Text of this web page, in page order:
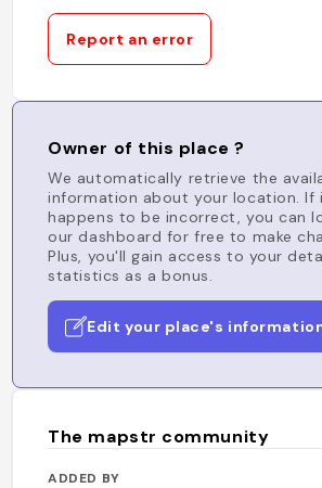
Report an error
Owner of this place ?
We automatically retrieve the
information about your location. If
happens to be incorrect, you can
our dashboard for free to make
Plus, you'll gain access to your
statistics as a bonus.
Edit your place's
The mapstr community
ADDED BY